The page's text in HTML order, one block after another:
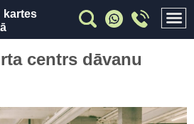
kartes
centrs dāvanu